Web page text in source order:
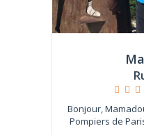
Bonjour,
Pompiers de